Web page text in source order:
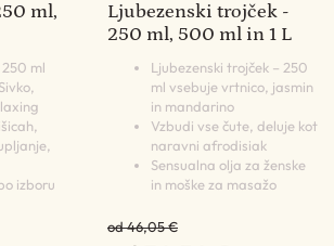
ml,
ml
izboru
Ljubezenski trojček -
250 ml, 500 ml in 1 L
Ljubezenski trojček – 250
ml vsebuje vrtnico, jasmin
in mandarino
Vzbudi vse čute, deluje kot
naravni afrodisiak
Sensualna olja za ženske
in moške za masažo
od 46,05 €